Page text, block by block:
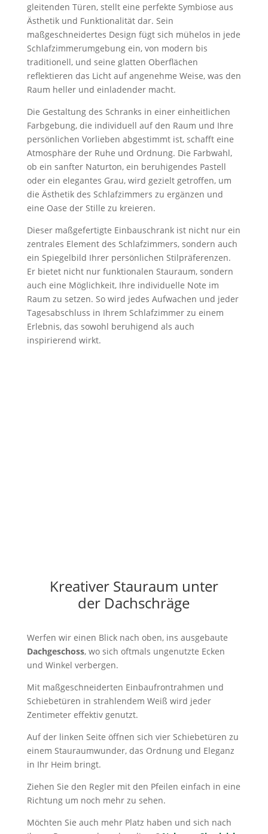
gleitenden Türen, stellt eine perfekte Symbiose aus
Ästhetik und Funktionalität dar. Sein
maßgeschneidertes Design fügt sich mühelos in jede
Schlafzimmerumgebung ein, von modern bis
traditionell, und seine glatten Oberflächen
reflektieren das Licht auf angenehme Weise, was den
Raum heller und einladender macht.
Die Gestaltung des Schranks in einer einheitlichen
Farbgebung, die individuell auf den Raum und Ihre
persönlichen Vorlieben abgestimmt ist, schafft eine
Atmosphäre der Ruhe und Ordnung. Die Farbwahl,
ob ein sanfter Naturton, ein beruhigendes Pastell
oder ein elegantes Grau, wird gezielt getroffen, um
die Ästhetik des Schlafzimmers zu ergänzen und
eine Oase der Stille zu kreieren.
Dieser maßgefertigte Einbauschrank ist nicht nur ein
zentrales Element des Schlafzimmers, sondern auch
ein Spiegelbild Ihrer persönlichen Stilpräferenzen.
Er bietet nicht nur funktionalen Stauraum, sondern
auch eine Möglichkeit, Ihre individuelle Note im
Raum zu setzen. So wird jedes Aufwachen und jeder
Tagesabschluss in Ihrem Schlafzimmer zu einem
Erlebnis, das sowohl beruhigend als auch
inspirierend wirkt.
Kreativer Stauraum unter
der Dachschräge
Werfen wir einen Blick nach oben, ins ausgebaute
Dachgeschoss, wo sich oftmals ungenutzte Ecken
und Winkel verbergen.
Mit maßgeschneiderten Einbaufrontrahmen und
Schiebetüren in strahlendem Weiß wird jeder
Zentimeter effektiv genutzt.
Auf der linken Seite öffnen sich vier Schiebetüren zu
einem Stauraumwunder, das Ordnung und Eleganz
in Ihr Heim bringt.
Ziehen Sie den Regler mit den Pfeilen einfach in eine
Richtung um noch mehr zu sehen.
Möchten Sie auch mehr Platz haben und sich nach